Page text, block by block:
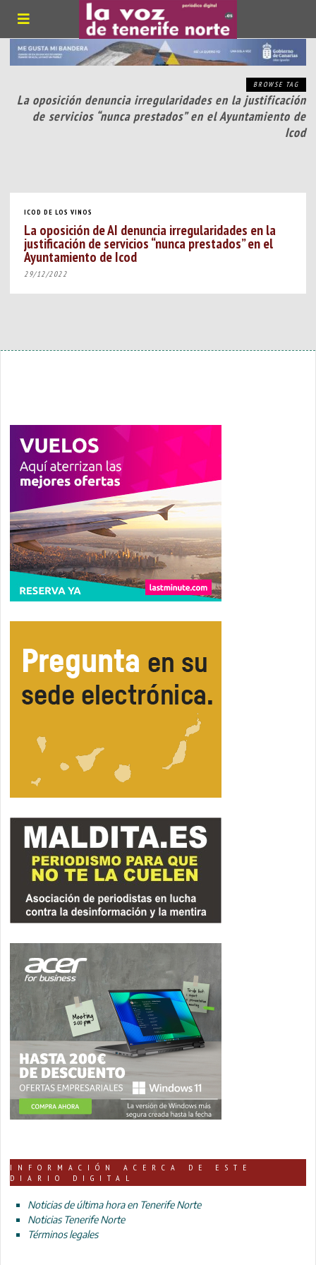
BROWSE TAG
La oposición denuncia irregularidades en la justificación
de servicios “nunca prestados” en el Ayuntamiento de
Icod
ICOD DE LOS VINOS
La oposición de AI denuncia irregularidades en la
justificación de servicios “nunca prestados” en el
Ayuntamiento de Icod
29/12/2022
INFORMACIÓN ACERCA DE ESTE
DIARIO DIGITAL
Noticias de última hora en Tenerife Norte
Noticias Tenerife Norte
Términos legales